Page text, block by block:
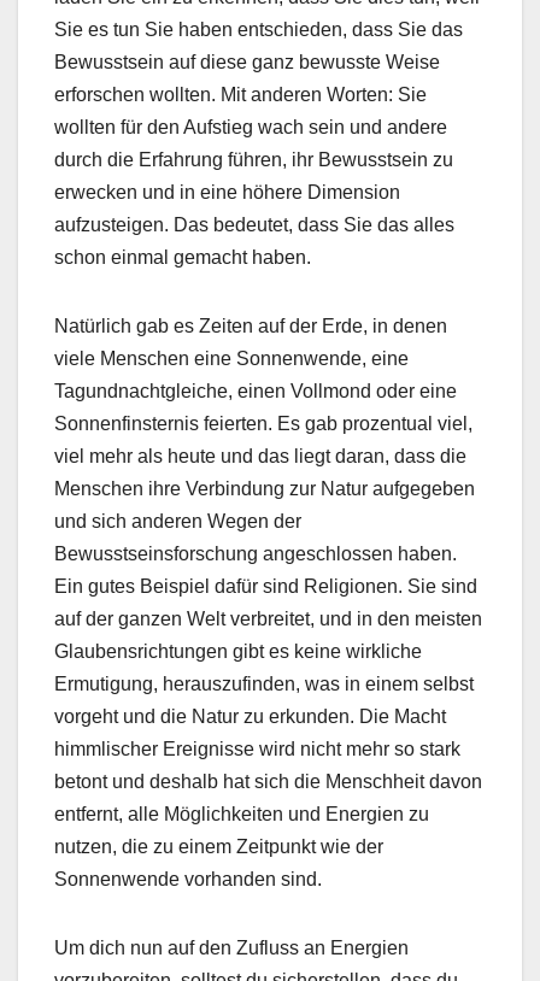
Sie es tun Sie haben entschieden, dass Sie das
Bewusstsein auf diese ganz bewusste Weise
erforschen wollten. Mit anderen Worten: Sie
wollten für den Aufstieg wach sein und andere
durch die Erfahrung führen, ihr Bewusstsein zu
erwecken und in eine höhere Dimension
aufzusteigen. Das bedeutet, dass Sie das alles
schon einmal gemacht haben.
Natürlich gab es Zeiten auf der Erde, in denen
viele Menschen eine Sonnenwende, eine
Tagundnachtgleiche, einen Vollmond oder eine
Sonnenfinsternis feierten. Es gab prozentual viel,
viel mehr als heute und das liegt daran, dass die
Menschen ihre Verbindung zur Natur aufgegeben
und sich anderen Wegen der
Bewusstseinsforschung angeschlossen haben.
Ein gutes Beispiel dafür sind Religionen. Sie sind
auf der ganzen Welt verbreitet, und in den meisten
Glaubensrichtungen gibt es keine wirkliche
Ermutigung, herauszufinden, was in einem selbst
vorgeht und die Natur zu erkunden. Die Macht
himmlischer Ereignisse wird nicht mehr so ​​stark
betont und deshalb hat sich die Menschheit davon
entfernt, alle Möglichkeiten und Energien zu
nutzen, die zu einem Zeitpunkt wie der
Sonnenwende vorhanden sind.
Um dich nun auf den Zufluss an Energien